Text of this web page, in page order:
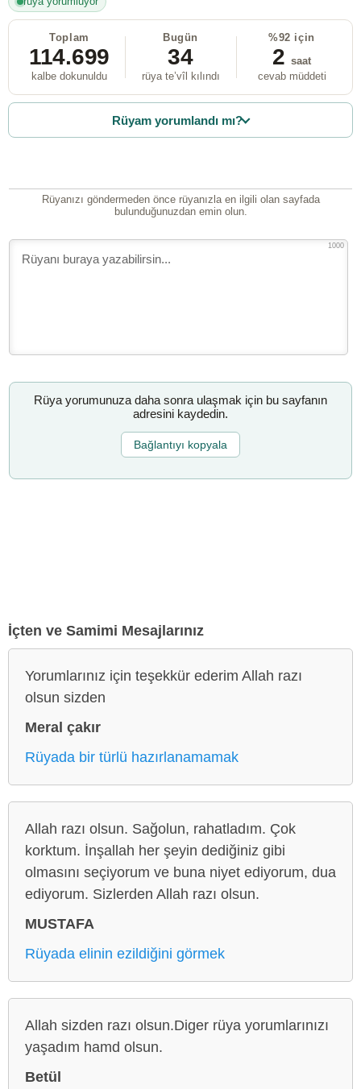
Toplam
114.699
kalbe dokunuldu
Bugün
34
rüya te’vîl kılındı
%92 için
2 saat
cevab müddeti
Rüyam yorumlandı mı?
Rüyanızı göndermeden önce rüyanızla en ilgili olan sayfada
bulunduğunuzdan emin olun.
1000
Rüya yorumunuza daha sonra ulaşmak için bu sayfanın
adresini kaydedin.
Bağlantıyı kopyala
İçten ve Samimi Mesajlarınız
Yorumlarınız için teşekkür ederim Allah razı
olsun sizden
Meral çakır
Rüyada bir türlü hazırlanamamak
Allah razı olsun. Sağolun, rahatladım. Çok
korktum. İnşallah her şeyin dediğiniz gibi
olmasını seçiyorum ve buna niyet ediyorum, dua
ediyorum. Sizlerden Allah razı olsun.
MUSTAFA
Rüyada elinin ezildiğini görmek
Allah sizden razı olsun.Diger rüya yorumlarınızı
yaşadım hamd olsun.
Betül